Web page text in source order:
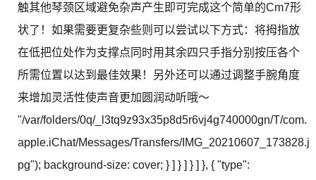
触其他琴颈区域避免杂声产生即可完成这个简单的Cm7形
状了！如果需要更复杂些则可以尝试以下方式：将拇指放
在低把位处作为支撑点同时用其余四只手指分别按压各个
所需位置以达到最佳效果！另外还可以通过调整手腕角度
来增加灵活性使声音更加圆润动听哦～
"/var/folders/0q/_l3tq9z93x35p8d5r6vj4g740000gn/T/com.
apple.iChat/Messages/Transfers/IMG_20210607_173828.j
pg"); background-size: cover; } ] } ] } ] }, { "type":